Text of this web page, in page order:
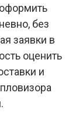
без
заявки в
оценить
и